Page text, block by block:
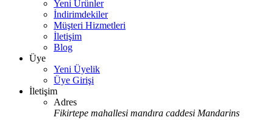
Yeni Ürünler
İndirimdekiler
Müşteri Hizmetleri
İletişim
Blog
Üye
Yeni Üyelik
Üye Girişi
İletişim
Adres
Fikirtepe mahallesi mandıra caddesi Mandarins